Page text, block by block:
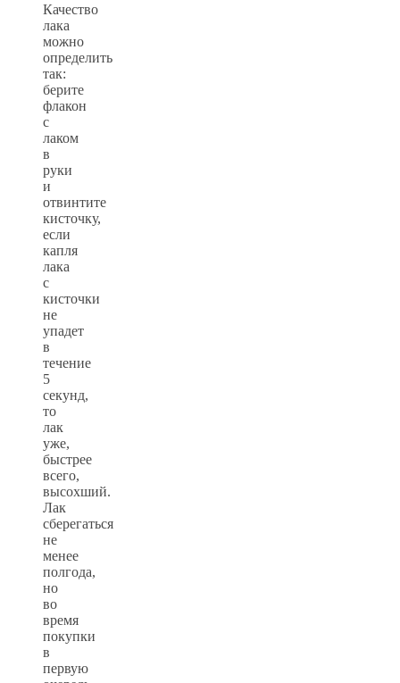
Качество
лака
можно
определить
так:
берите
флакон
с
лаком
в
руки
и
отвинтите
кисточку,
если
капля
лака
с
кисточки
не
упадет
в
течение
5
секунд,
то
лак
уже,
быстрее
всего,
высохший.
Лак
сберегаться
не
менее
полгода,
но
во
время
покупки
в
первую